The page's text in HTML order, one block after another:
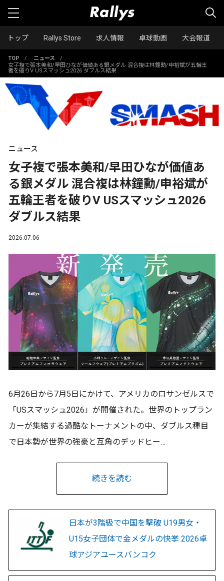
トップ Rallys Store 求人情報 卓球動画 大会報道
TOP / ニュース
/
女子複で張本美和/早田ひなが価値ある銀メダル 混合複は林鐘勳/申裕斌が五輪王
者を破りV USスマッシュ2026 ダブルス結果
ニュース
女子複で張本美和/早田ひなが価値あ
る銀メダル 混合複は林鐘勳/申裕斌が
五輪王者を破りV USスマッシュ2026
ダブルス結果
2026.07.06
6月26日から7月5日にかけて、アメリカのロサンゼルスで
「USスマッシュ2026」が開催された。世界のトップラン
カーが集結する過酷なトーナメントの中、ダブルス種目
で日本勢が世界の強豪と互角のデッドヒー…
続きを読む
日本が3階級で中国を撃破 U19男女・
U15女子団体で金メダルの快挙 2026卓
球アジアユースバンコク